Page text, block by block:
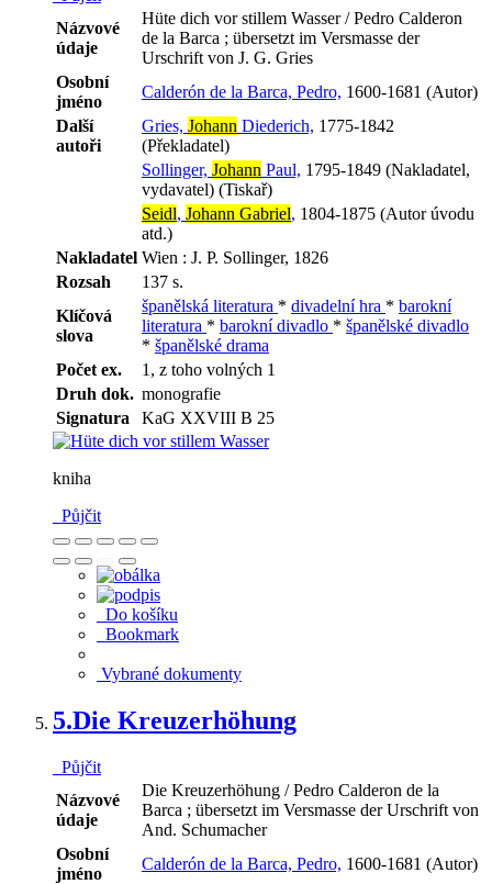
Názvové
údaje
Hüte dich vor stillem Wasser / Pedro Calderon
de la Barca ; übersetzt im Versmasse der
Urschrift von J. G. Gries
Osobní
jméno
Calderón de la Barca, Pedro, 1600-1681 (Autor)
Další
autoři
Gries, Johann Diederich, 1775-1842
(Překladatel)
Sollinger, Johann Paul, 1795-1849 (Nakladatel,
vydavatel) (Tiskař)
Seidl, Johann Gabriel, 1804-1875 (Autor úvodu
atd.)
Nakladatel Wien : J. P. Sollinger, 1826
Rozsah
137 s.
Klíčová
slova
španělská literatura * divadelní hra * barokní
literatura * barokní divadlo * španělské divadlo
* španělské drama
Počet ex.
1, z toho volných 1
Druh dok. monografie
Signatura
KaG XXVIII B 25
kniha
Půjčit
Do košíku
Bookmark
Vybrané dokumenty
5.Die Kreuzerhöhung
Půjčit
Názvové
údaje
Die Kreuzerhöhung / Pedro Calderon de la
Barca ; übersetzt im Versmasse der Urschrift von
And. Schumacher
Osobní
jméno
Calderón de la Barca, Pedro, 1600-1681 (Autor)